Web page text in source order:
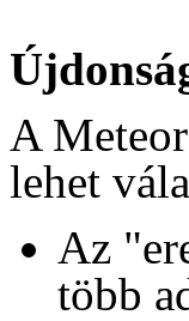
A
lehet
Az
több